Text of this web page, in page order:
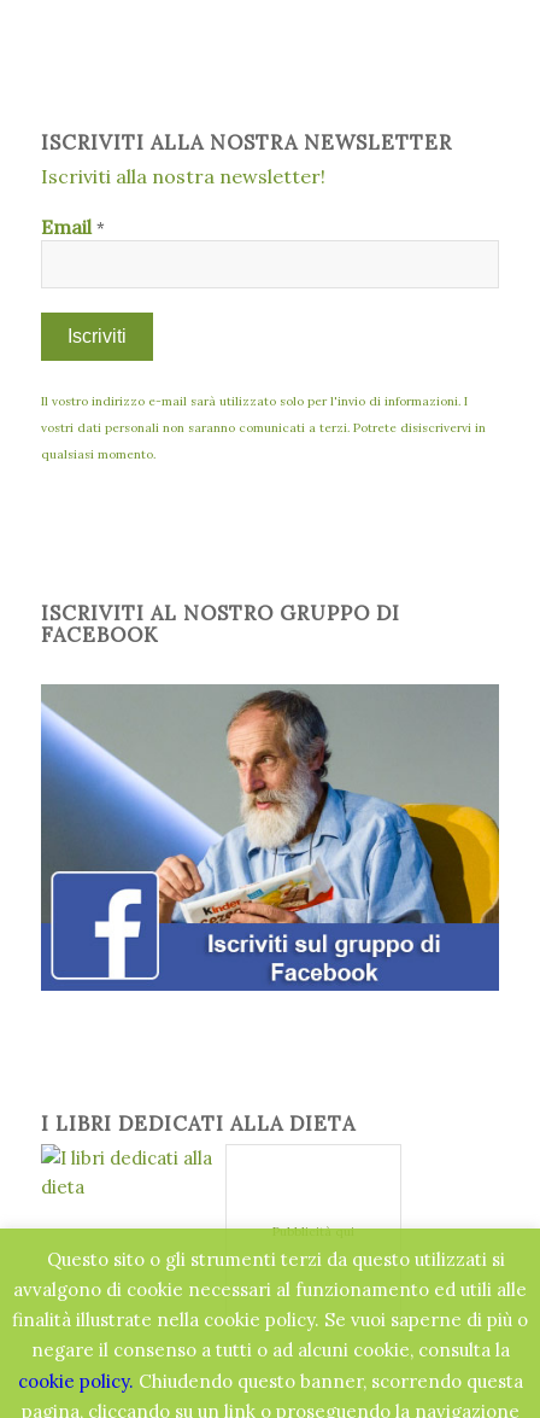
ISCRIVITI ALLA NOSTRA NEWSLETTER
Iscriviti alla nostra newsletter!
Email*
Il vostro indirizzo e-mail sarà utilizzato solo per l'invio di informazioni. I
vostri dati personali non saranno comunicati a terzi. Potrete disiscrivervi in
qualsiasi momento.
ISCRIVITI AL NOSTRO GRUPPO DI
FACEBOOK
I LIBRI DEDICATI ALLA DIETA
Pubblicità qui
Questo sito o gli strumenti terzi da questo utilizzati si
avvalgono di cookie necessari al funzionamento ed utili alle
finalità illustrate nella cookie policy. Se vuoi saperne di più o
negare il consenso a tutti o ad alcuni cookie, consulta la
cookie policy. Chiudendo questo banner, scorrendo questa
pagina, cliccando su un link o proseguendo la navigazione